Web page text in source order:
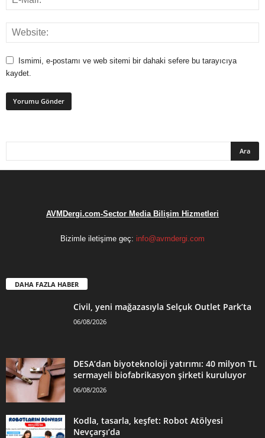
Ismimi, e-postamı ve web sitemi bir dahaki sefere bu tarayıcıya
kaydet.
AVMDergi.com-Sector Media Bilişim Hizmetleri
Bizimle iletişime geç: info@avmdergi.com
DAHA FAZLA HABER
Civil, yeni mağazasıyla Selçuk Outlet Park’ta
06/08/2026
DESA’dan biyoteknoloji yatırımı: 40 milyon TL
sermayeli biofabrikasyon şirketi kuruluyor
06/08/2026
Kodla, tasarla, keşfet: Robot Atölyesi
Nevçarşı’da